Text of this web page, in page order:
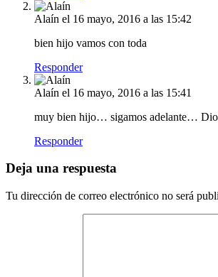
Alaín el 16 mayo, 2016 a las 15:42
bien hijo vamos con toda
Responder
Alaín el 16 mayo, 2016 a las 15:41
muy bien hijo… sigamos adelante…
Responder
Deja una respuesta
Tu dirección de correo electrónico no será